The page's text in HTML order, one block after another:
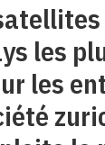
les
les